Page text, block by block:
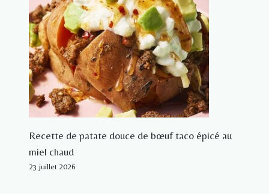
Recette de patate douce de bœuf taco épicé au
miel chaud
23 juillet 2026